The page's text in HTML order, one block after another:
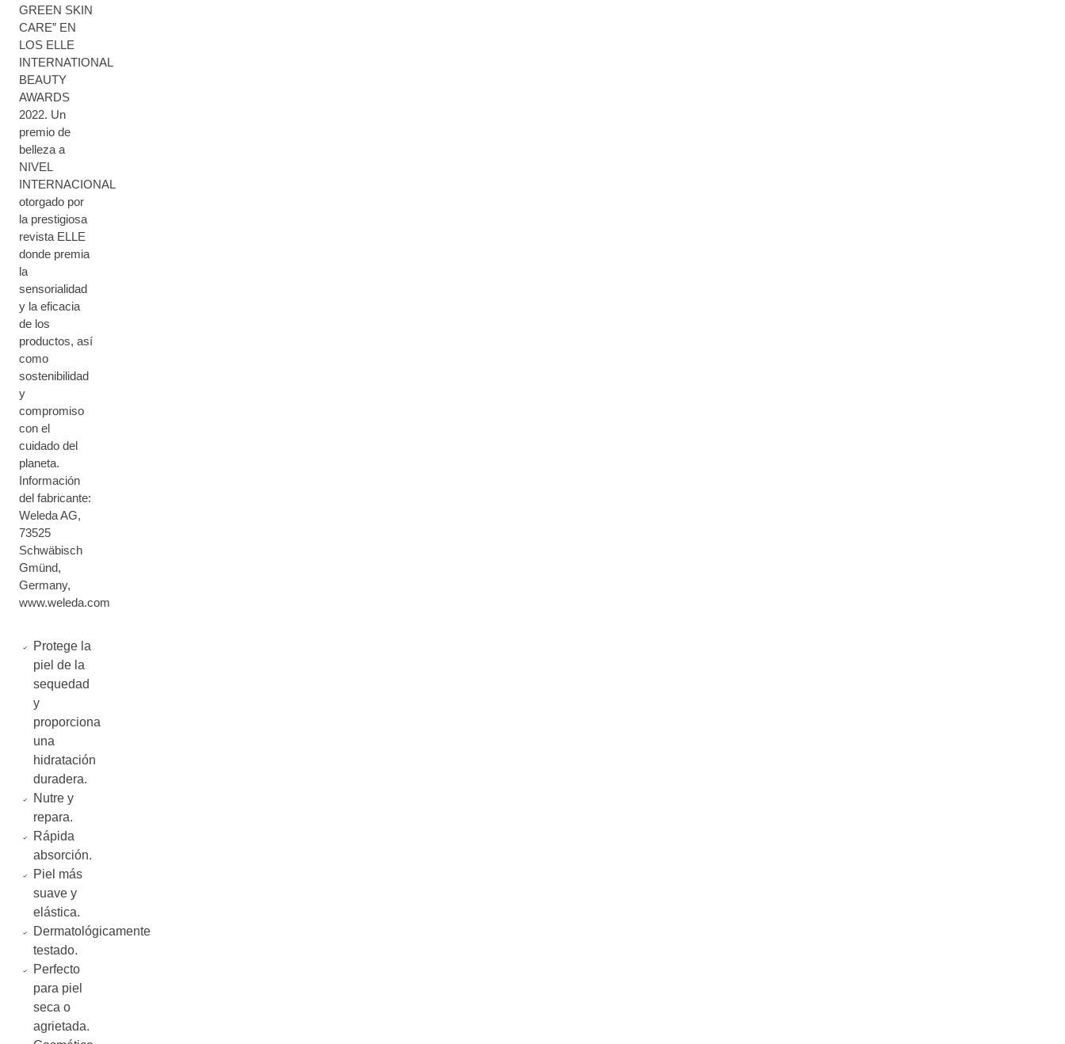
GREEN SKIN
CARE” EN
LOS ELLE
INTERNATIONAL
BEAUTY
AWARDS
2022. Un
premio de
belleza a
NIVEL
INTERNACIONAL
otorgado por
la prestigiosa
revista ELLE
donde premia
la
sensorialidad
y la eficacia
de los
productos, así
como
sostenibilidad
y
compromiso
con el
cuidado del
planeta.
Información
del fabricante:
Weleda AG,
73525
Schwäbisch
Gmünd,
Germany,
www.weleda.com
Protege la
piel de la
sequedad
y
proporciona
una
hidratación
duradera.
Nutre y
repara.
Rápida
absorción.
Piel más
suave y
elástica.
Dermatológicamente
testado.
Perfecto
para piel
seca o
agrietada.